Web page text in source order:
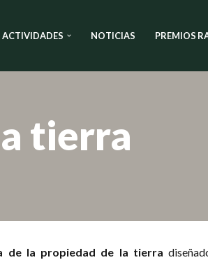
ACTIVIDADES NOTICIAS PREMIOS
tierra
de la propiedad de la tierra